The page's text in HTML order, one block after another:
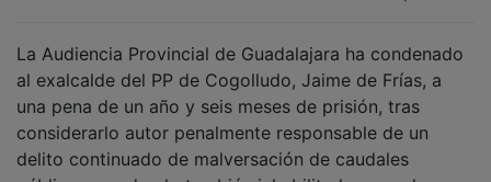
al exalcalde del PP de Cogolludo, Jaime de Frías, a
una pena de un año y seis meses de prisión, tras
considerarlo autor penalmente responsable de un
delito continuado de malversación de caudales
públicos, quedando también inhabilitado para el